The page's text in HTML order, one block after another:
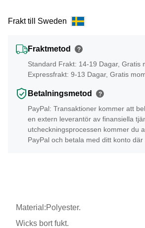
Frakt till Sweden
Fraktmetod ?
Standard Frakt: 14-19 Dagar, Gratis
Expressfrakt: 9-13 Dagar, Gratis
Betalningsmetod ?
PayPal: Transaktioner kommer att
en extern leverantör av finansiella
utcheckningsprocessen kommer du
PayPal och betala med ditt konto där
Material:Polyester.
Wicks bort fukt.